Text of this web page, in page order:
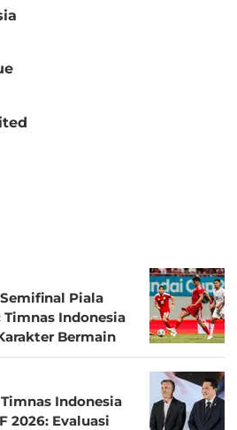
Piala
Timnas Indonesia
Bermain
Indonesia
2026: Evaluasi